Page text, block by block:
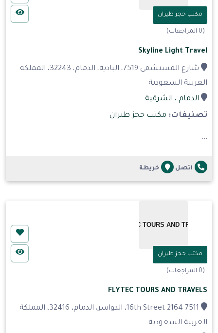
مكتب حجز طيران
(0 المراجعات)
Skyline Light Travel
شارع المستشفى 7519، البادية، الدمام، 32243، المملكة
العربية السعودية
الدمام ، الشرقية
تصنيفات: مكتب حجز طيران
...
اتصل خريطة
مكتب حجز طيران
(0 المراجعات)
FLYTEC TOURS AND TRAVELS
16th Street 2164 7511، الدواسر، الدمام، 32416، المملكة
العربية السعودية